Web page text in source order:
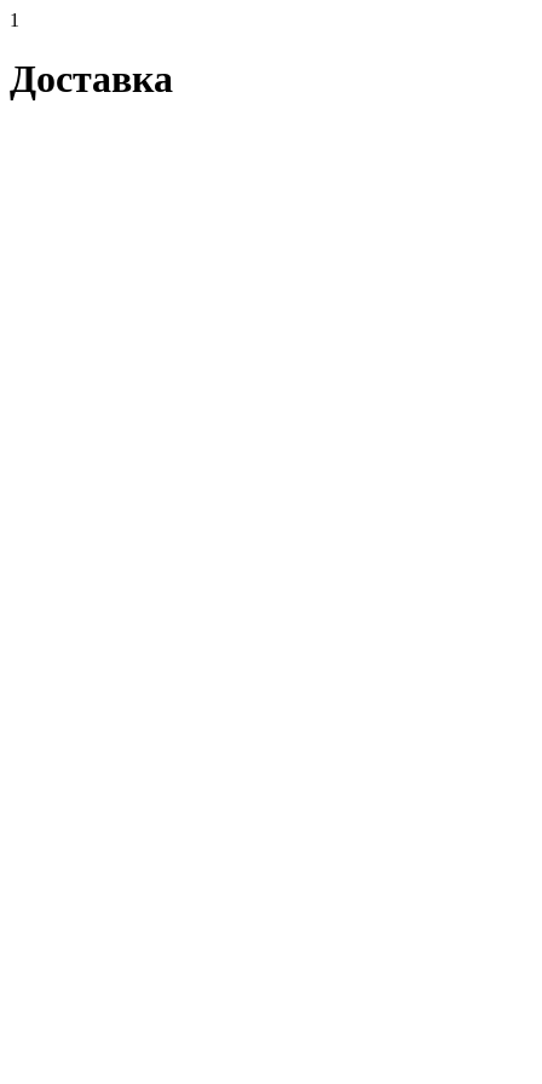
1
Доставка